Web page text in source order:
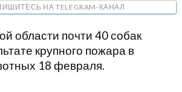
НА TELEGRAM-КАНАЛ
области почти 40 собак
крупного пожара в
18 февраля.